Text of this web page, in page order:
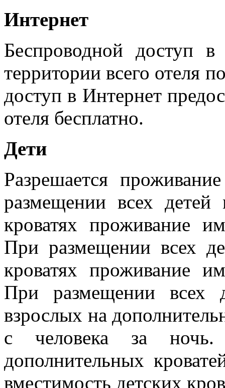
Интернет
Беспроводной доступ в
территории всего отеля
доступ в Интернет
отеля бесплатно.
Дети
Разрешается
размещении всех
кроватях проживание
При размещении всех
кроватях проживание
При размещении всех
взрослых на
с человека за ночь.
дополнительных
вместимость детских